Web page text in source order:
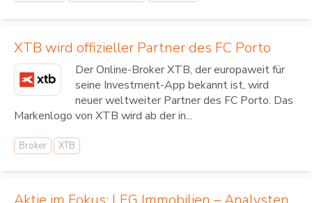
XTB wird offizieller Partner des FC Porto
Der Online-Broker XTB, der europaweit für
seine Investment-App bekannt ist, wird
neuer weltweiter Partner des FC Porto. Das
Markenlogo von XTB wird ab der in...
Broker XTB